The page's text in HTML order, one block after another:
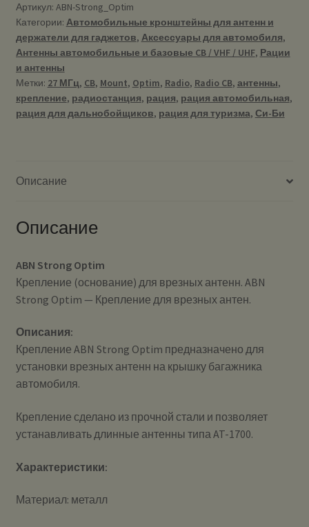
Артикул: ABN-Strong_Optim
Категории: Автомобильные кронштейны для антенн и
держатели для гаджетов, Аксессуары для автомобиля,
Антенны автомобильные и базовые CB / VHF / UHF, Рации
и антенны
Метки: 27 МГц, CB, Mount, Optim, Radio, Radio CB, антенны,
крепление, радиостанция, рация, рация автомобильная,
рация для дальнобойщиков, рация для туризма, Си-Би
Описание
Описание
ABN Strong Optim
Крепление (основание) для врезных антенн. ABN
Strong Optim — Крепление для врезных антен.
Описания:
Крепление ABN Strong Optim предназначено для
установки врезных антенн на крышку багажника
автомобиля.
Крепление сделано из прочной стали и позволяет
устанавливать длинные антенны типа AT-1700.
Характеристики:
Материал: металл